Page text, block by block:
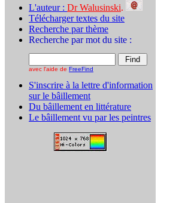
L'auteur : Dr Walusinski.
Télécharger textes du site
Recherche par thème
Recherche par mot du site :
avec l'aide de FreeFind
S'inscrire à la lettre d'information
sur le bâillement
Du bâillement en littérature
Le bâillement vu par les peintres